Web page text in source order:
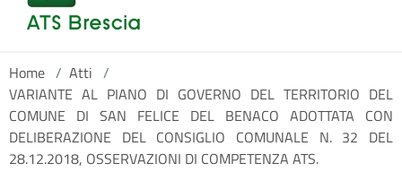
Home / Atti /
VARIANTE AL PIANO DI GOVERNO DEL TERRITORIO DEL
COMUNE DI SAN FELICE DEL BENACO ADOTTATA CON
DELIBERAZIONE DEL CONSIGLIO COMUNALE N. 32 DEL
28.12.2018, OSSERVAZIONI DI COMPETENZA ATS.